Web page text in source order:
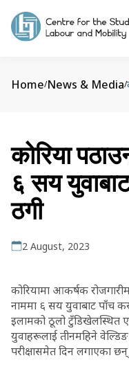
Home/News & Media/
कोरिया
६ सय
ठगी
2 August, 2023
कोरियामा आकर्षक
नाममा ६ सय युवाबाट पाँच
इलामको ठूलो टुँडिखेलस्थित
युवाहरूलाई तीनमहिने
परीक्षासमेत दिन लगाएका छन्